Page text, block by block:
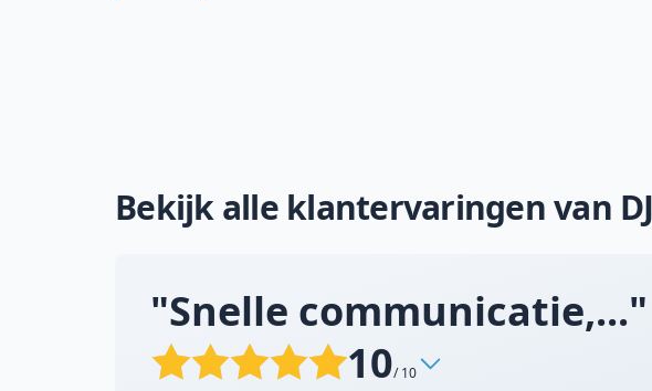
Bekijk alle klantervaringen van
"Snelle communicatie,..."
10/ 10